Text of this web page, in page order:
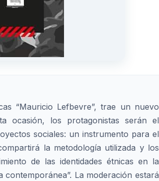
“Mauricio Lefbevre”, trae un nuevo
ocasión, los protagonistas serán el
sociales: un instrumento para el
la metodología utilizada y los
de las identidades étnicas en la
contemporánea”. La moderación estará